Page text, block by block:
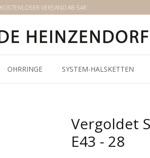
KOSTENLOSER VERSAND AB 54€
OHRRINGE SYSTEM-HALSKETTEN
Vergoldet
E43 - 28